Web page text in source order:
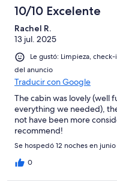
10/10 Excelente
Rachel R.
13 jul. 2025
Le gustó: Limpieza,
del anuncio
Traducir con Google
The cabin was lovely (well
everything we needed),
not have been more
recommend!
Se hospedó 12 noches en
0